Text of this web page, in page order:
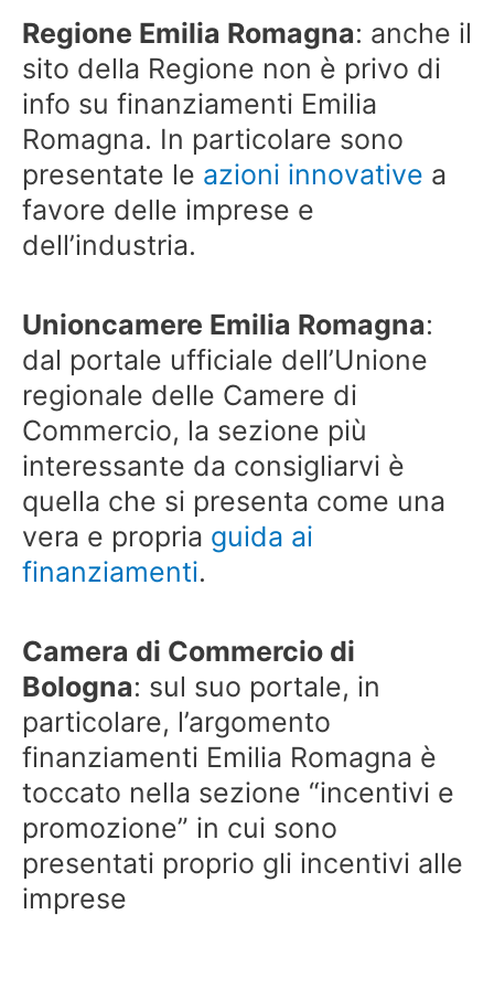
Regione Emilia Romagna: anche il
sito della Regione non è privo di
info su finanziamenti Emilia
Romagna. In particolare sono
presentate le azioni innovative a
favore delle imprese e
dell’industria.
Unioncamere Emilia Romagna:
dal portale ufficiale dell’Unione
regionale delle Camere di
Commercio, la sezione più
interessante da consigliarvi è
quella che si presenta come una
vera e propria guida ai
finanziamenti.
Camera di Commercio di
Bologna: sul suo portale, in
particolare, l’argomento
finanziamenti Emilia Romagna è
toccato nella sezione “incentivi e
promozione” in cui sono
presentati proprio gli incentivi alle
imprese